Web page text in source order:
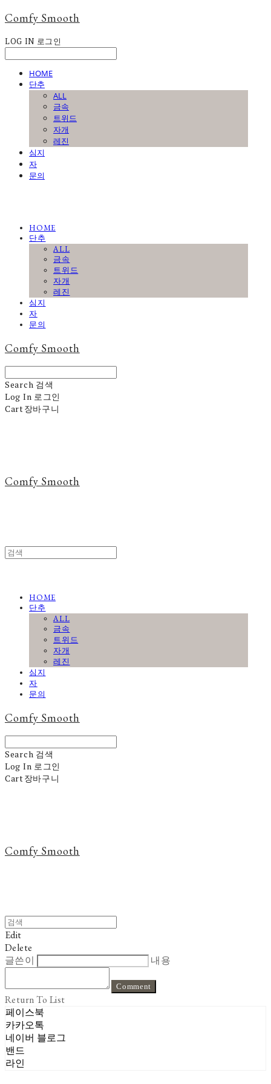
Comfy Smooth
LOG IN 로그인
HOME
단추
ALL
금속
트위드
자개
레진
심지
자
문의
HOME
단추
ALL
금속
트위드
자개
레진
심지
자
문의
Comfy Smooth
Search 검색
Log In 로그인
Cart장바구니
Comfy Smooth
HOME
단추
ALL
금속
트위드
자개
레진
심지
자
문의
Comfy Smooth
Search 검색
Log In 로그인
Cart장바구니
Comfy Smooth
Edit
Delete
글쓴이
내용
Comment
Return To List
페이스북
카카오톡
네이버 블로그
밴드
라인